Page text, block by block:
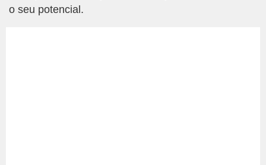
o seu potencial.